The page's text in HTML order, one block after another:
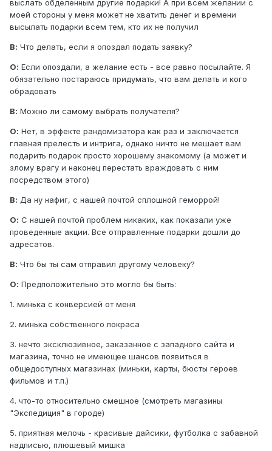
выслать обделенным другие подарки! А при всем желании с
моей стороны у меня может не хватить денег и времени
высылать подарки всем тем, кто их не получил
В: Что делать, если я опоздал подать заявку?
О: Если опоздали, а желание есть - все равно посылайте. Я
обязательно постараюсь придумать, что вам делать и кого
обрадовать
В: Можно ли самому выбрать получателя?
О: Нет, в эффекте рандомизатора как раз и заключается
главная прелесть и интрига, однако ничто не мешает вам
подарить подарок просто хорошему знакомому (а может и
злому врагу и наконец перестать враждовать с ним
посредством этого)
В: Да ну нафиг, с нашей почтой сплошной геморрой!
О: С нашей почтой проблем никаких, как показали уже
проведенные акции. Все отправленные подарки дошли до
адресатов.
В: Что бы ты сам отправил другому человеку?
О: Предположительно это могло бы быть:
1. минька с конверсией от меня
2. минька собственного покраса
3. нечто эксклюзивное, заказанное с западного сайта и
магазина, точно не имеющее шансов появиться в
общедоступных магазинах (миньки, карты, бюсты героев
фильмов и т.п.)
4. что-то относительно смешное (смотреть магазины
"Экспедиция" в городе)
5. приятная мелочь - красивые дайсики, футболка с забавной
надписью, плюшевый мишка